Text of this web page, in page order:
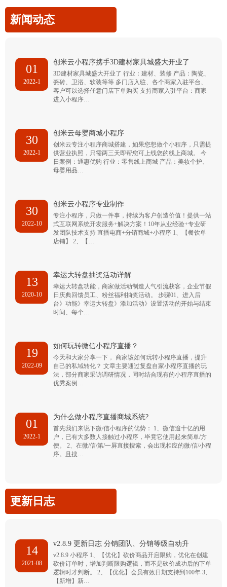
新闻动态
01
2022-1
创米云小程序携手3D建材家具城盛大开业了
3D建材家具城盛大开业了 行业：建材、装修 产品：陶瓷、
瓷砖、卫浴、软装等等 多门店入驻、各个商家入驻平台、
客户可以选择任意门店下单购买 支持商家入驻平台：商家
进入小程序…
30
2022-1
创米云母婴商城小程序
创米云专注小程序商城搭建，如果您想做个小程序，只需提
供营业执照，只需两三天即帮您可上线您的线上商城。 今
日案例：通惠优购 行业：零售线上商城 产品：美妆个护、
母婴用品…
30
2022-10
创米云小程序专业制作
专注小程序，只做一件事，持续为客户创造价值！提供一站
式互联网系统开发服务+解决方案！10年从业经验+专业研
发团队技术支持 直播电商+分销商城+小程序 1、【餐饮单
店铺】 2、【…
13
2020-10
幸运大转盘抽奖活动详解
幸运大转盘功能，商家做活动制造人气引流获客，企业节假
日庆典回馈员工、粉丝福利抽奖活动。 步骤01、进入后
台》功能》幸运大转盘》添加活动》设置活动的开始与结束
时间、每个…
19
2022-09
如何玩转微信小程序直播？
今天和大家分享一下， 商家该如何玩转小程序直播，提升
自己的私域转化？ 文章主要通过复盘自家小程序直播的玩
法，部分商家采访调研情况，同时结合现有的小程序直播的
优秀案例…
01
2022-1
为什么做小程序直播商城系统?
首先我们来说下微/信小程序的优势： 1、微信逾十亿的用
户，已有大多数人接触过小程序，毕竟它使用起来简单/方
便。 2、在微/信/第/一屏直接搜索，会出现相应的微/信/小程
序。且搜…
更新日志
14
2021-08
v2.8.9 更新日志 分销团队、分销等级自动升
v2.8.9 小程序 1、【优化】砍价商品开启限购，优化在创建
砍价订单时，增加判断限购逻辑，而不是砍价成功后的下单
逻辑时才判断。 2、【优化】会员有效日期支持到100年 3、
【新增】新…